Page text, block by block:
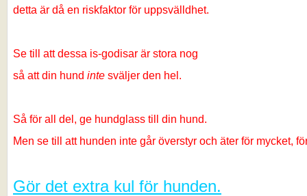
detta är då en riskfaktor för uppsvälldhet.
Se till att dessa is-godisar är stora nog
så att din hund inte sväljer den hel.
Så för all del, ge hundglass till din hund.
Men se till att hunden inte går överstyr och äter för mycket,
Gör det extra kul för hunden.